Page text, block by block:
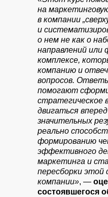
на
в компании
и
о нем не как о
направлений или
комплексе,
компанию и
вопросов.
помогают
стратегическое
двигаться
значительных
реально
формированию
эффективного
маркетинга и
пересборки этой
компании», —
состоявшегося